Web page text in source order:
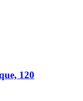
120